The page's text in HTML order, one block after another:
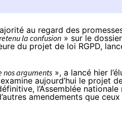
au regard des
la confusion » sur le
du projet de loi RGPD,
nos arguments », a lancé hier
aujourd’hui le projet
l’Assemblée nationale
amendements que